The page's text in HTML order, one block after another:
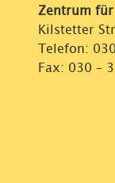
Zentrum
Kilstetter
Telefon:
Fax: 030 –